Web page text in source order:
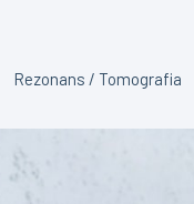
Rezonans / Tomografia